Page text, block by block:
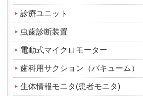
診療ユニット
虫歯診断装置
電動式マイクロモーター
歯科用サクション（バキューム）
生体情報モニタ(患者モニタ)